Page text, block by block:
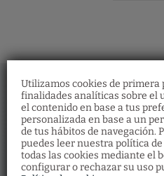
Utilizamos cookies de primera
finalidades analíticas sobre el
el contenido en base a tus
personalizada en base a un
de tus hábitos de navegación.
puedes leer nuestra política
todas las cookies mediante el
configurar o rechazar su uso
Cafetera